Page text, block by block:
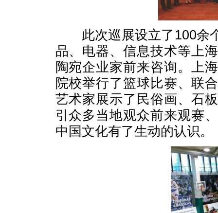
此次巡展设立了100余个
品、电器、信息技术等上
陶宛企业家前来咨询。上
院校举行了篮球比赛、联
艺术家展示了民俗画、石
引众多当地观众前来观赛
中国文化有了生动的认识。